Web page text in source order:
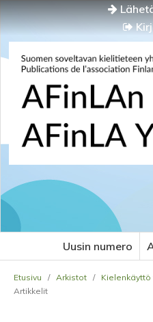
Uusin numero
Etusivu / Arkistot /
Artikkelit